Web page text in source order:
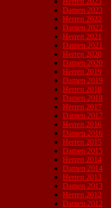
Damen 2023
Herren 2022
Damen 2022
Herren 2021
Damen 2021
Herren 2020
Damen 2020
Herren 2019
Damen 2019
Herren 2018
Damen 2018
Herren 2017
Damen 2017
Herren 2016
Damen 2016
Herren 2015
Damen 2015
Herren 2014
Damen 2014
Herren 2013
Damen 2013
Herren 2012
Damen 2012